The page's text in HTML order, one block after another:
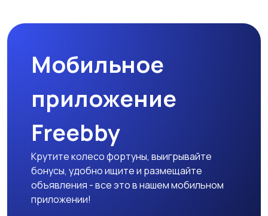
Мобильное
приложение
Freebby
Крутите колесо фортуны, выигрывайте
бонусы, удобно ищите и размещайте
объявления - все это в нашем мобильном
приложении!